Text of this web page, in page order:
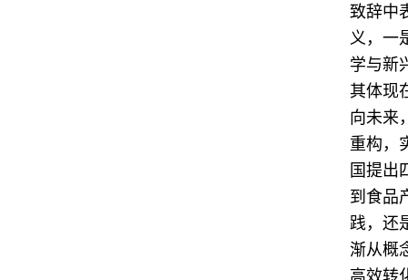
致辞中
义，一
学与新
其体现
向未来
重构，
国提出
到食品
践，还
渐从概
高效转